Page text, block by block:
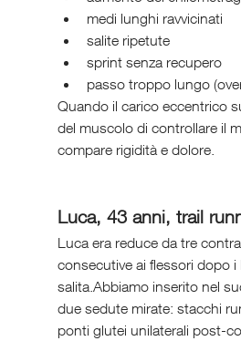
medi lunghi ravvicinati
salite ripetute
sprint senza recupero
passo troppo lungo
Quando il carico eccentrico
del muscolo di controllare il
compare rigidità e dolore.
Luca, 43 anni, trail
Luca era reduce da tre
consecutive ai flessori dopo i
salita.Abbiamo inserito nel
due sedute mirate: stacchi
ponti glutei unilaterali post-